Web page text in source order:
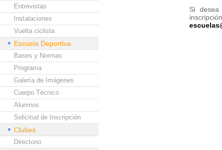
Entrevistas
Instalaciones
Vuelta ciclista
Escuela Deportiva
Bases y Normas
Programa
Galería de Imágenes
Cuerpo Técnico
Alumnos
Solicitud de Inscripción
Clubes
Directorio
Si